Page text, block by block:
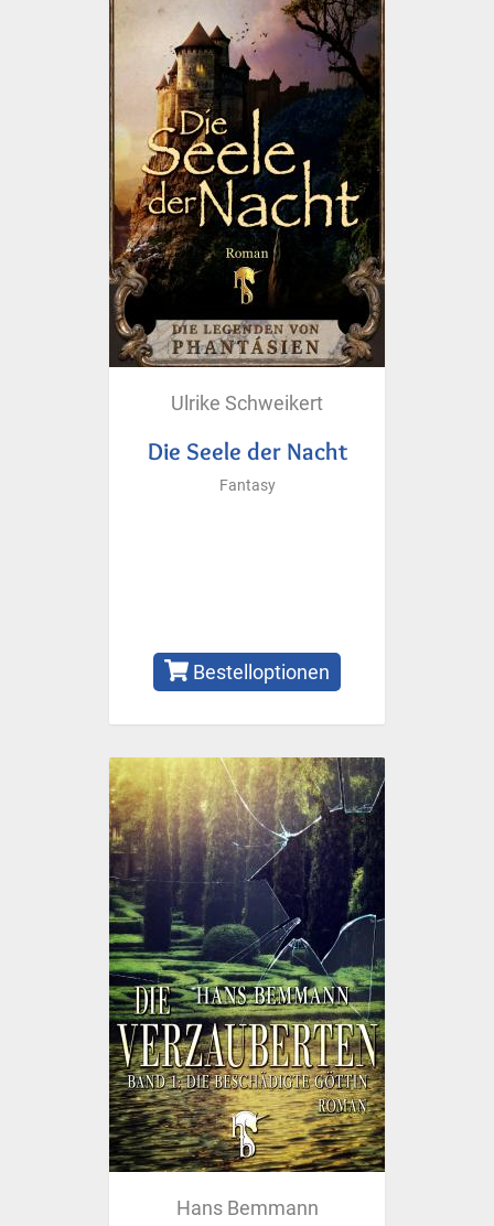
Ulrike Schweikert
Die Seele der Nacht
Fantasy
Bestelloptionen
Hans Bemmann